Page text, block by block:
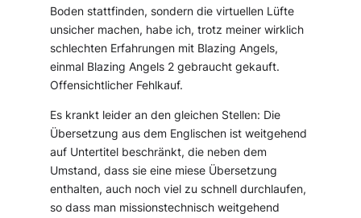
Boden stattfinden, sondern die virtuellen Lüfte
unsicher machen, habe ich, trotz meiner wirklich
schlechten Erfahrungen mit Blazing Angels,
einmal Blazing Angels 2 gebraucht gekauft.
Offensichtlicher Fehlkauf.
Es krankt leider an den gleichen Stellen: Die
Übersetzung aus dem Englischen ist weitgehend
auf Untertitel beschränkt, die neben dem
Umstand, dass sie eine miese Übersetzung
enthalten, auch noch viel zu schnell durchlaufen,
so dass man missionstechnisch weitgehend